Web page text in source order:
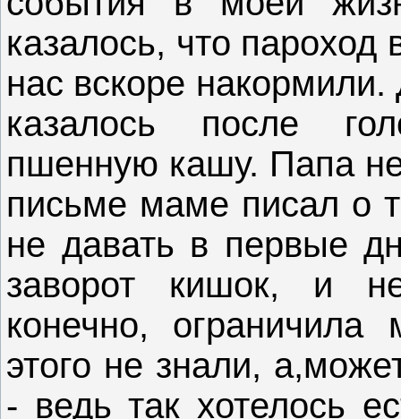
казалось, что
нас вскоре
казалось после
пшенную кашу. Папа
письме маме писал о
не давать в первые
заворот кишок, и
конечно,
этого не знали,
- ведь так хотелось